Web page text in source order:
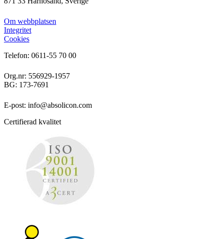
Om webbplatsen
Integritet
Cookies
Telefon: 0611-55 70 00
Org.nr: 556929-1957
BG: 173-7691
E-post: info@absolicon.com
Certifierad kvalitet